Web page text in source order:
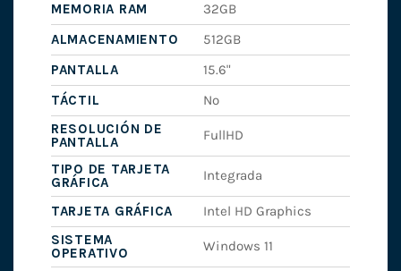
MEMORIA RAM
32GB
ALMACENAMIENTO
512GB
PANTALLA
15.6"
TÁCTIL
No
RESOLUCIÓN DE
PANTALLA
FullHD
TIPO DE TARJETA
GRÁFICA
Integrada
TARJETA GRÁFICA
Intel HD Graphics
SISTEMA
OPERATIVO
Windows 11